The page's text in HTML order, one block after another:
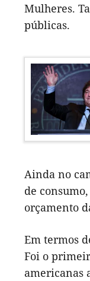
Mulheres.
públicas.
Ainda no
de
orçamento
Em termos
Foi o
americanas